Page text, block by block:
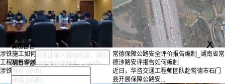
涉铁施工如何开展安全评价？
工程项目穿越铁路时，不可避免需要开展
涉铁安全评价，作...
常德保障公路安全评价报告编制_湖南省常
德涉路安评报告如何编制
近日，华咨交通工程师团队赴常德市石门
县开展保障公路安...
请您留言 x
湖南华咨